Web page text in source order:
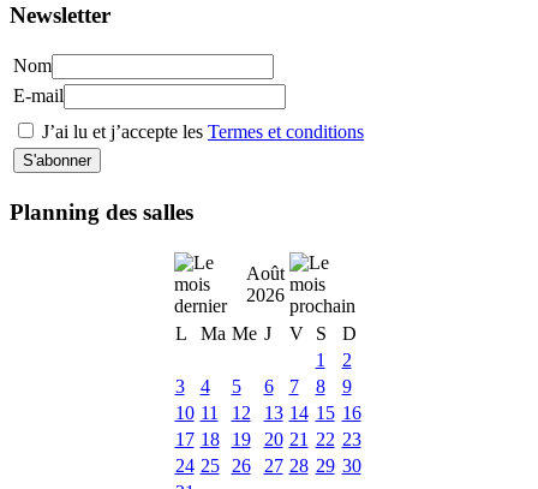
Newsletter
Nom
E-mail
J’ai lu et j’accepte les Termes et conditions
Planning des salles
Août
2026
L
Ma Me J V S
D
1
2
3
4 5 6 7 8
9
10 11 12 13 14 15 16
17 18 19 20 21 22 23
24 25 26 27 28 29 30